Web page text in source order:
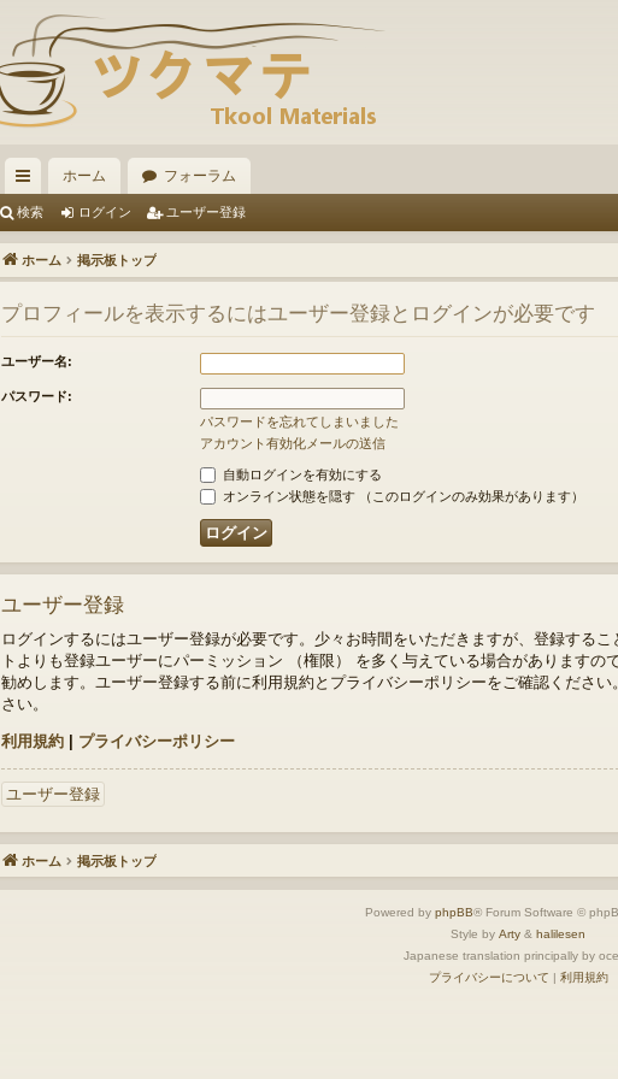
イ
ッ
ク
リ
ン
ク
ホーム フォーラム
検索 ログイン ユーザー登録
ホーム 掲示板トップ
プロフィールを表示するにはユーザー登録とログインが必要です
ユーザー名:
パスワード:
パスワードを忘れてしまいました
アカウント有効化メールの送信
自動ログインを有効にする
オンライン状態を隠す （このログインのみ効果があります）
ユーザー登録
ログインするにはユーザー登録が必要です。少々お時間をいただきますが、登録する
トよりも登録ユーザーにパーミッション （権限） を多く与えている場合があります
勧めします。ユーザー登録する前に利用規約とプライバシーポリシーをご確認くださ
さい。
利用規約 | プライバシーポリシー
ユーザー登録
ホーム 掲示板トップ
Powered by phpBB® Forum Software ©
Style by Arty & halilesen
Japanese translation principally by
プライバシーについて | 利用規約